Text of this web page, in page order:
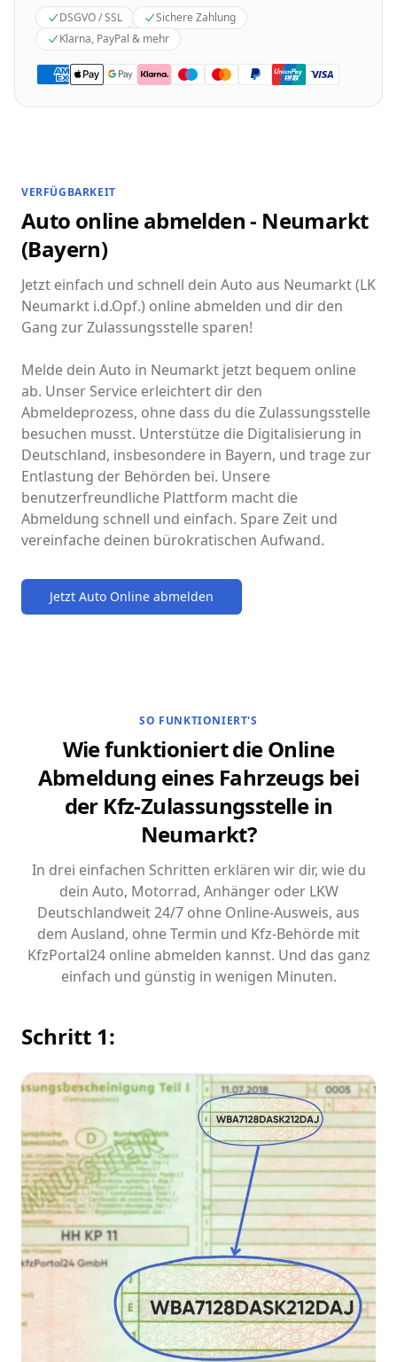
DSGVO / SSL
Sichere Zahlung
Klarna, PayPal & mehr
VERFÜGBARKEIT
Auto online abmelden - Neumarkt
(Bayern)
Jetzt einfach und schnell dein Auto aus Neumarkt (LK
Neumarkt i.d.Opf.) online abmelden und dir den
Gang zur Zulassungsstelle sparen!
Melde dein Auto in Neumarkt jetzt bequem online
ab. Unser Service erleichtert dir den
Abmeldeprozess, ohne dass du die Zulassungsstelle
besuchen musst. Unterstütze die Digitalisierung in
Deutschland, insbesondere in Bayern, und trage zur
Entlastung der Behörden bei. Unsere
benutzerfreundliche Plattform macht die
Abmeldung schnell und einfach. Spare Zeit und
vereinfache deinen bürokratischen Aufwand.
Jetzt Auto Online abmelden
SO FUNKTIONIERT'S
Wie funktioniert die Online
Abmeldung eines Fahrzeugs bei
der Kfz-Zulassungsstelle in
Neumarkt?
In drei einfachen Schritten erklären wir dir, wie du
dein Auto, Motorrad, Anhänger oder LKW
Deutschlandweit 24/7 ohne Online-Ausweis, aus
dem Ausland, ohne Termin und Kfz-Behörde mit
KfzPortal24 online abmelden kannst. Und das ganz
einfach und günstig in wenigen Minuten.
Schritt 1: